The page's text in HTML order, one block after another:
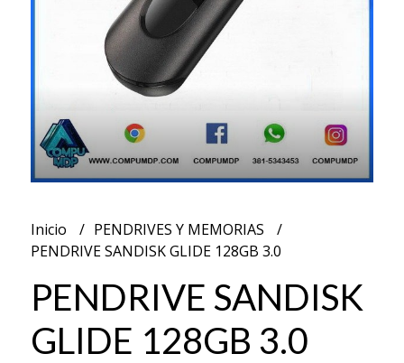
Inicio
PENDRIVES Y MEMORIAS
PENDRIVE SANDISK GLIDE 128GB 3.0
PENDRIVE SANDISK
GLIDE 128GB 3.0